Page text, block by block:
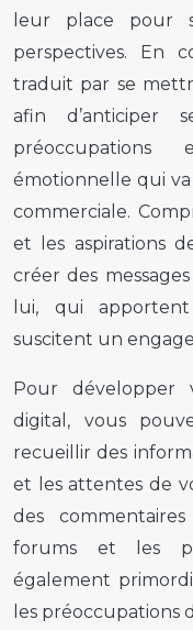
leur place pour
perspectives. En
traduit par se
afin d’anticiper
émotionnelle qui
commerciale.
et les aspirations
créer des
lui, qui
suscitent un
Pour développer
digital, vous
recueillir des
et les attentes de
des
forums et les
également
les préoccupations